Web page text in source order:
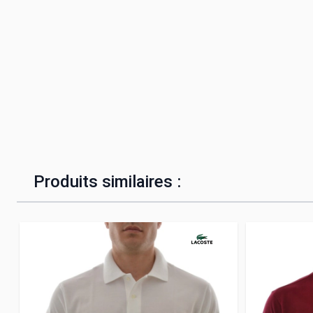
Produits similaires :